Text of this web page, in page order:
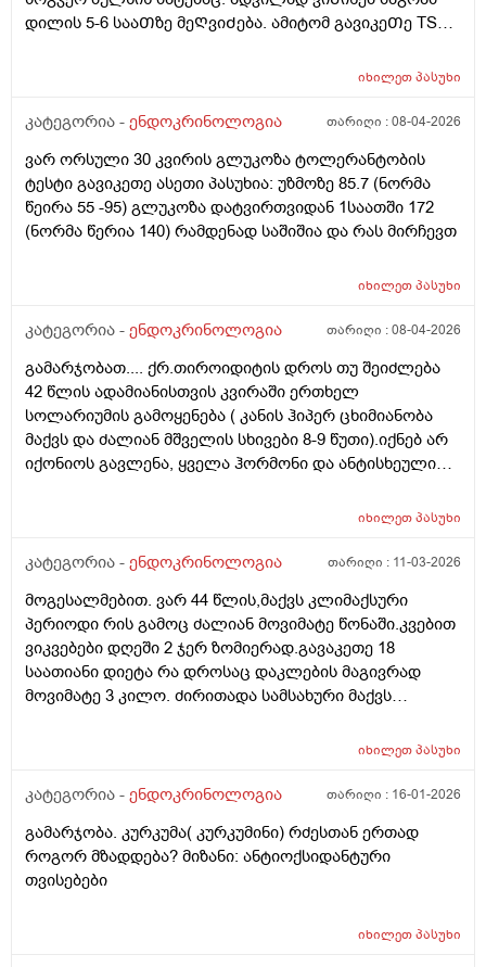
კარგ ბავშვთა ენდოკრინოლოგს? ეხლა კი გავიდე 6
თვე მაგრამ ისევ ისეთი მდგომარეობაა ანალიზები
დილის 5-6 სააᲗზე მეᲦვიᲫება. ამიტომ გავიკეᲗე TSH
მიᲦება და ეს Ჩივილები უკავᲨირდება Თუარა ამას? ან
იხილეთპასუხი
კატეგორია - ენდოკრინოლოგია თარიღი :08-04-2026
ვარ ორსული 30 კვირის გლუკოზა ტოლერანტობის
ტესტი გავიკეთე ასეთი პასუხია: უზმოზე 85.7 (ნორმა
წეირა 55 -95) გლუკოზა დატვირთვიდან 1საათში 172
(ნორმა წერია 140) რამდენად საშიშია და რას მირჩევთ
იხილეთპასუხი
კატეგორია - ენდოკრინოლოგია თარიღი :08-04-2026
გამარჯობათ.... ქრ.თიროიდიტის დროს თუ შეიძლება
42 წლის ადამიანისთვის კვირაში ერთხელ
სოლარიუმის გამოყენება ( კანის ჰიპერ ცხიმიანობა
მაქვს და ძალიან მშველის სხივები 8-9 წუთი).იქნებ არ
იქონიოს გავლენა, ყველა ჰორმონი და ანტისხეული
ჩიყვი იყო ,სამ თვიანმა მკურნალობამ კარგად იმუშავა(
მცენარეული დანამატებით და ფერმენტებით
შევბედე სოლარიუმზე საუბარი... ეს თვეებია არ
მისარგებლია,კანი საშინელ დღეში მაქვს,გამონაყრის
თვალსაზრისით,სამწუხაროდ დერმატოლოგებიც
ამოვწურე,უშედეგოდ...... მადლობა დიდი, (ფარისებრი
ჯირკვალი არასიმეტრიული, კონტურები მკვეტრი,
არაერთგვაროვანი. ეკოგენობა მომატებული
ნორმალური კეროვანი დაზიანებები: მარჯვენა წილში,
ქვედა მესამედში სახე ოვალური ფორმის,
სტორკონტურიანი, დაქვეითებული ეკოგენობის,
სოლიდური შენების კვანძიანი ვერტიკალური ზრდაით,
სუსტი შიდა ვასკულარიზაციათი, ზომით 4,5 X 2,5 მმ .
ფიბროზული უბნები. მარჯვენა წლის ზომებია 20 X 20 X
იხილეთპასუხი
კატეგორია - ენდოკრინოლოგია თარიღი : 11-03-2026
მოგესალმებით. ვარ 44 წლის,მაქვს კლიმაქსური
პერიოდი რის გამოც ძალიან მოვიმატე წონაში.კვებით
ვიკვებები დღეში 2 ჯერ ზომიერად.გავაკეთე 18
საათიანი დიეტა რა დროსაც დაკლების მაგივრად
მოვიმატე 3 კილო. ძირითადა სამსახური მაქვს
დაღლილობას. რა შეიძლება გავაკეთო რომ წონაში
იხილეთპასუხი
კატეგორია - ენდოკრინოლოგია თარიღი : 16-01-2026
გამარჯობა. კურკუმა( კურკუმინი) რძესთან ერთად
როგორ მზადდება? მიზანი: ანტიოქსიდანტური
თვისებები
იხილეთპასუხი